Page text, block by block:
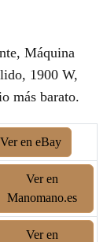
Máquina
1900 W,
más barato.
Ver en eBay
Ver en
Manomano.es
Ver en